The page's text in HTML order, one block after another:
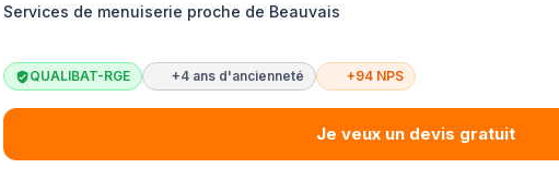
Services de menuiserie proche de Beauvais
QUALIBAT-RGE +4 ans d'ancienneté +94 NPS
Je veux un devis gratuit